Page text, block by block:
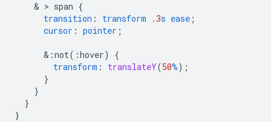
    & >
span {
transition : transform .3s ease ;
cursor : pointer ;
& :not(:hover)
{
transform : translateY(50%);
}
}
}
}